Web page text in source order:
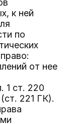
к ней
по
от нее
1 ст. 220
221 ГК).